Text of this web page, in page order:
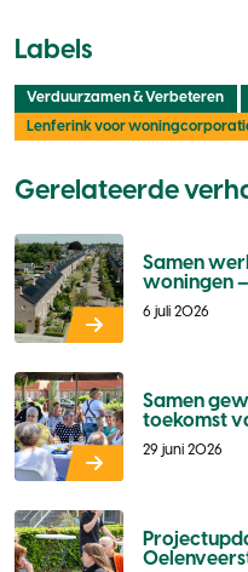
Labels
Verduurzamen & Verbeteren
Lenferink voor
Gerelateerde
Samen
woningen
6 juli 2026
Samen
toekomst
29 juni 2026